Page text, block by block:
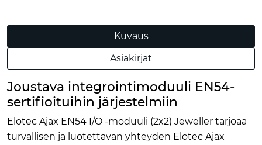
Kuvaus
Asiakirjat
Joustava integrointimoduuli EN54-
sertifioituihin järjestelmiin
Elotec Ajax EN54 I/O -moduuli (2x2) Jeweller tarjoaa
turvallisen ja luotettavan yhteyden Elotec Ajax